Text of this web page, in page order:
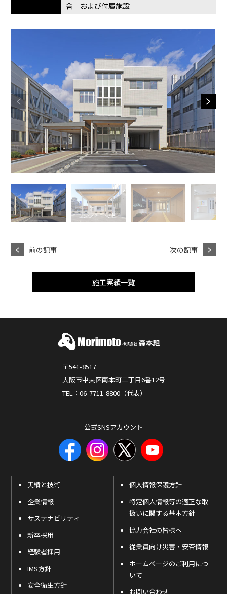
舎 および付属施設
前の記事 次の記事
施工実績一覧
〒541-8517
大阪市中央区南本町二丁目6番12号
TEL：06-7711-8800（代表）
公式SNSアカウント
実績と技術
企業情報
サステナビリティ
新卒採用
経験者採用
IMS方針
安全衛生方針
個人情報保護方針
特定個人情報等の適正な取
扱いに関する基本方針
協力会社の皆様へ
従業員向け災害・安否情報
ホームページのご利用につ
いて
お問い合わせ